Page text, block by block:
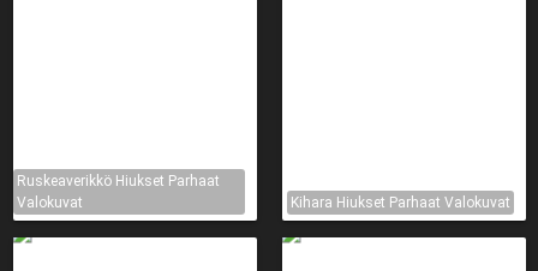
Ruskeaverikkö Hiukset Parhaat
Valokuvat
Kihara Hiukset Parhaat Valokuvat